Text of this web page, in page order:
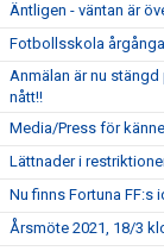
Äntligen - väntan är
Fotbollsskola
Anmälan är nu
nått!!
Media/Press för
Lättnader i
Nu finns Fortuna FF:s
Årsmöte 2021, 18/3